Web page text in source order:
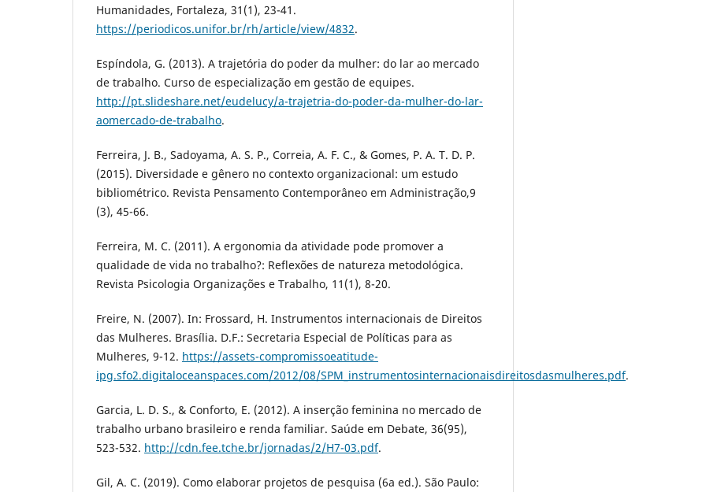
Humanidades, Fortaleza, 31(1), 23-41.
https://periodicos.unifor.br/rh/article/view/4832.
Espíndola, G. (2013). A trajetória do poder da mulher: do lar ao mercado
de trabalho. Curso de especialização em gestão de equipes.
http://pt.slideshare.net/eudelucy/a-trajetria-do-poder-da-mulher-do-lar-
aomercado-de-trabalho.
Ferreira, J. B., Sadoyama, A. S. P., Correia, A. F. C., & Gomes, P. A. T. D. P.
(2015). Diversidade e gênero no contexto organizacional: um estudo
bibliométrico. Revista Pensamento Contemporâneo em Administração,9
(3), 45-66.
Ferreira, M. C. (2011). A ergonomia da atividade pode promover a
qualidade de vida no trabalho?: Reflexões de natureza metodológica.
Revista Psicologia Organizações e Trabalho, 11(1), 8-20.
Freire, N. (2007). In: Frossard, H. Instrumentos internacionais de Direitos
das Mulheres. Brasília. D.F.: Secretaria Especial de Políticas para as
Mulheres, 9-12. https://assets-compromissoeatitude-
ipg.sfo2.digitaloceanspaces.com/2012/08/SPM_instrumentosinternacionaisdireitosdasmulheres.pdf.
Garcia, L. D. S., & Conforto, E. (2012). A inserção feminina no mercado de
trabalho urbano brasileiro e renda familiar. Saúde em Debate, 36(95),
523-532. http://cdn.fee.tche.br/jornadas/2/H7-03.pdf.
Gil, A. C. (2019). Como elaborar projetos de pesquisa (6a ed.). São Paulo: